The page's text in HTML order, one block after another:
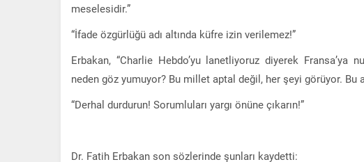
meselesidir.”
“İfade özgürlüğü adı altında küfre izin verilemez!”
Erbakan, “Charlie Hebdo’yu lanetliyoruz diyerek Fransa’ya
neden göz yumuyor? Bu millet aptal değil, her şeyi görüyor. Bu
“Derhal durdurun! Sorumluları yargı önüne çıkarın!”
Dr. Fatih Erbakan son sözlerinde şunları kaydetti: